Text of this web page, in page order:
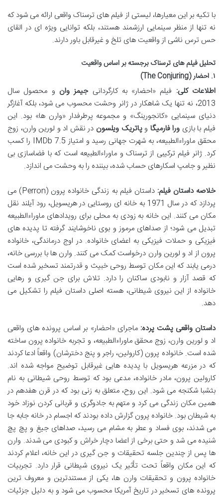
با تکیه بر این معیارها، لیستی از فیلم های ترسناک واقعی ارائه می شود که
نه تنها از منظر سینمایی ارزشمند هستند، بلکه توانایی ویژه ای در القای
حس ترس ناشی از واقعیت های تلخ و غیرقابل باور دارند.
تحلیل فیلم های ترسناک برجسته بر اساس واقعیت
۱. احضار (The Conjuring)
اطلاعات کلی: فیلم «احضار» به کارگردانیجیمز وان و محصول سال
2013، نه تنها یک شاهکار در ژانر وحشت محسوب می شود، بلکه آغازگر
دنیای سینمایی «کانجورینگ» و مجموعه پرطرفدار «وارن ها» بود. این
فیلم با بازی ورا فارمیگا وپاتریک ویلسون در نقش اد و لورین وارن، زوج
محقق ماوراءالطبیعه، به شهرت جهانی رسید و امتیاز IMDb 7.5 را کسب
کرد. ژانر فیلم ترکیبی از ترسناک و ماوراءالطبیعه است که با فضاسازی بی
نظیر و جامپ اسکارهای حساب شده، بیننده را به وحشت می اندازد.
خلاصه داستان فیلم:
داستان فیلم به زندگی خانواده پرون (Perron) می
پردازد که در سال 1971 به خانه ای روستایی در هریسویل، رود آیلند نقل
مکان می کنند. این خانه به زودی به محلی برای رویدادهای ماوراءالطبیعه
تبدیل می شود؛ از صداهای مرموز و بوی ناخوشایند گرفته تا پدیده های
فیزیکی و حملات فیزیکی به اعضای خانواده. در اوج درماندگی، خانواده
پرون از اد و لورین وارن درخواست کمک می کنند. وارن ها با بررسی خانه،
درمی یابند که این مکان توسط روحی خبیث و قدرتمند تسخیر شده است
که قصد آزار و نابودی ساکنان را دارد. تلاش برای جن گیری و رهایی
خانواده از این نیروی شیطانی، هسته اصلی داستان فیلم را تشکیل می
دهد.
داستان واقعی پشت پرده: ماجرای «احضار» بر اساس پرونده های واقعی
اد و لورین وارن، زوج محقق ماوراءالطبیعه، و تجربه خانواده پرون ساخته
شده است. خانواده پرون (کارولین، راجر و پنج دخترشان) واقعاً ادعا کردند
که در مزرعه هریسویل با پدیده هایی غیرقابل توضیح مواجه شده اند.
کارولین پرون، مادر خانواده، مدعی بود که توسط روحی شیطانی به نام
بثشبا شکنجه می شود. این روح، متعلق به زنی بود که در قرن هفدهم در
همین مکان زندگی می کرد و متهم به جادوگری و قربانی کردن نوزاد خود
به شیطان بود. خانواده پرون گزارش داده بودند که اجسام در خانه جابه جا
می شدند، بوی فساد و عطر به مشام می رسید، صداهای جیغ و پچ پچ
شنیده می شد و حتی برخی از اعضا دچار خراش و کبودی می شدند. وارن
ها پس از چندین جلسه تحقیقات و جن گیری در این خانه، اعلام کردند
که این مکان واقعاً تحت تأثیر یک نیروی شیطانی قرار دارد. تجربیات
خانواده پرون و تحقیقات وارن ها، یکی از مستندترین و معروف ترین
پرونده های تسخیر در تاریخ آمریکا محسوب می شود و به دلیل جزئیات